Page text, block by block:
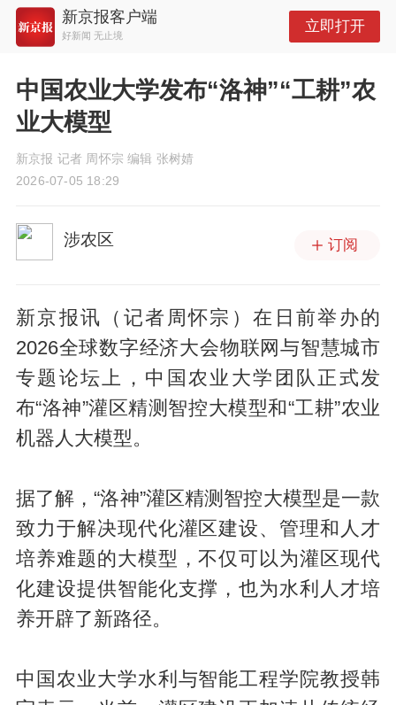
新京报客户端
好新闻 无止境
立即打开
中国农业大学发布“洛神”“工耕”农
业大模型
新京报 记者 周怀宗 编辑 张树婧
2026-07-05 18:29
涉农区 订阅
新京报讯（记者周怀宗）在日前举办的
2026全球数字经济大会物联网与智慧城市
专题论坛上，中国农业大学团队正式发
布“洛神”灌区精测智控大模型和“工耕”农业
机器人大模型。
据了解，“洛神”灌区精测智控大模型是一款
致力于解决现代化灌区建设、管理和人才
培养难题的大模型，不仅可以为灌区现代
化建设提供智能化支撑，也为水利人才培
养开辟了新路径。
中国农业大学水利与智能工程学院教授韩